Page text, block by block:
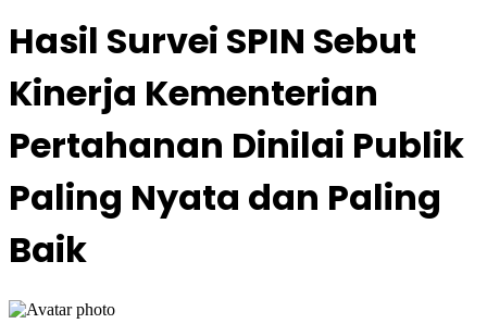
Hasil Survei SPIN Sebut
Kinerja Kementerian
Pertahanan Dinilai Publik
Paling Nyata dan Paling
Baik